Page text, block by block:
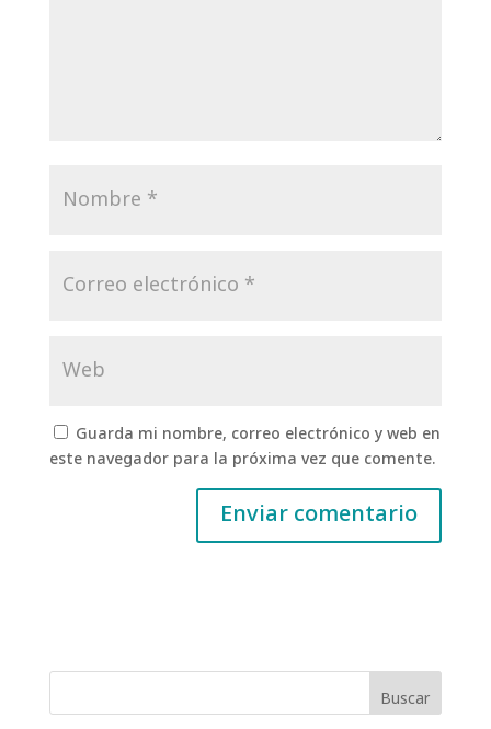
Guarda mi nombre, correo electrónico y web en
este navegador para la próxima vez que comente.
Buscar